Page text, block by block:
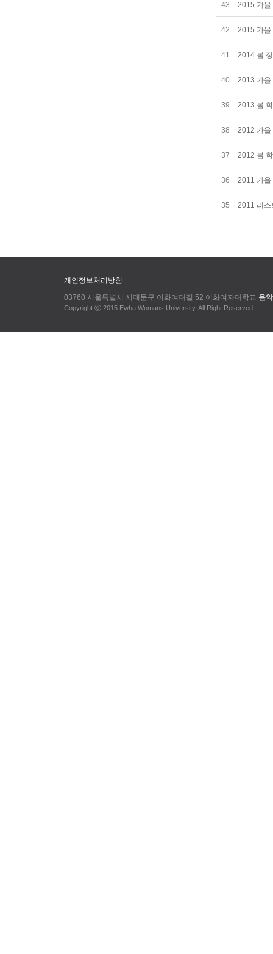
43 2015 가을
42 2015 가을
41 2014 봄
40 2013 가을
39 2013 봄
38 2012 가을
37 2012 봄
36 2011 가을
35 2011 리
개인정보처리방침
03760 서울특별시 서대문구 이화여대길 52 이화여자대학교 음
Copyright ⓒ 2015 Ewha Womans University. All Right Reserved.